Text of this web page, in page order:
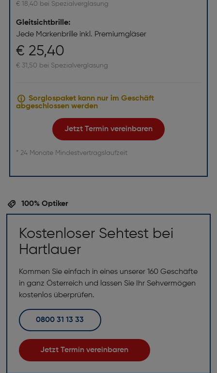
€ 18,40 bei Spezialverglasung
Gleitsichtbrille:
Jede Markenbrille inkl. Premiumgläser
€ 25,40
€ 31,50 bei Spezialverglasung
Sorglospaket kann nur im Geschäft
abgeschlossen werden
Jetzt Termin vereinbaren
* 24 Monate Mindestvertragslaufzeit
100% Optiker
Kostenloser Sehtest bei
Hartlauer
Kommen Sie einfach in eines unserer 160 Geschäfte
in ganz Österreich und lassen Sie Ihr Sehvermögen
kostenlos überprüfen.
0800 31 13 33
Jetzt Termin vereinbaren